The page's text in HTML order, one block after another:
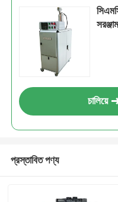
চালিয়ে
প্রস্তাবিত পণ্য